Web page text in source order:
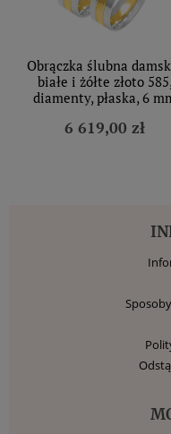
Obrączka ślubna
białe i żółte złoto 585,
diamenty, płaska, 6
6 619,00 zł